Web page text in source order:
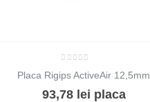
Placa Rigips ActiveAir 12,5mm
93,78 lei placa